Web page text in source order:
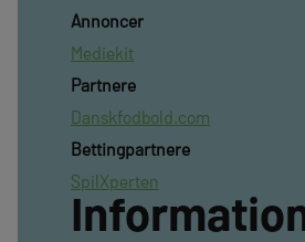
Annoncer
Mediekit
Partnere
Danskfodbold.com
Bettingpartnere
SpilXperten